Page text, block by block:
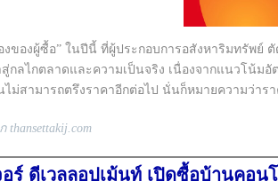
งของผู้ซื้อ” ในปีนี้ ที่ผู้ประกอบการอสังหาริมทรัพ
สู่กลไกตลาดและความเป็นจริง เนื่องจากแนวโน้ม
ม่สามารถตรึงราคาอีกต่อไป นั่นก็หมายความว่
อร์ ดีเวลลอปเม้นท์ เปิดซื้อบ้านคอ